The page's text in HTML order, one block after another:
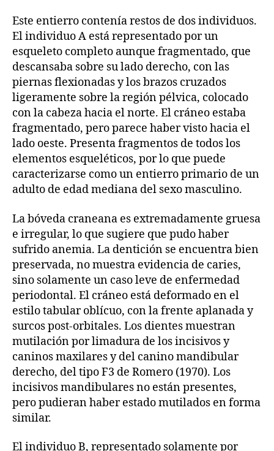
Este entierro contenía restos de dos individuos.
El individuo A está representado por un
esqueleto completo aunque fragmentado, que
descansaba sobre su lado derecho, con las
piernas flexionadas y los brazos cruzados
ligeramente sobre la región pélvica, colocado
con la cabeza hacia el norte. El cráneo estaba
fragmentado, pero parece haber visto hacia el
lado oeste. Presenta fragmentos de todos los
elementos esqueléticos, por lo que puede
caracterizarse como un entierro primario de un
adulto de edad mediana del sexo masculino.
La bóveda craneana es extremadamente gruesa
e irregular, lo que sugiere que pudo haber
sufrido anemia. La dentición se encuentra bien
preservada, no muestra evidencia de caries,
sino solamente un caso leve de enfermedad
periodontal. El cráneo está deformado en el
estilo tabular oblícuo, con la frente aplanada y
surcos post-orbitales. Los dientes muestran
mutilación por limadura de los incisivos y
caninos maxilares y del canino mandibular
derecho, del tipo F3 de Romero (1970). Los
incisivos mandibulares no están presentes,
pero pudieran haber estado mutilados en forma
similar.
El individuo B, representado solamente por